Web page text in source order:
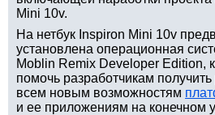
Mini 10v.
На нетбук Inspiron Mini 10v
установлена операционная
Moblin Remix Developer Edition,
помочь разработчикам
всем новым возможностям
и ее приложениям на конечном